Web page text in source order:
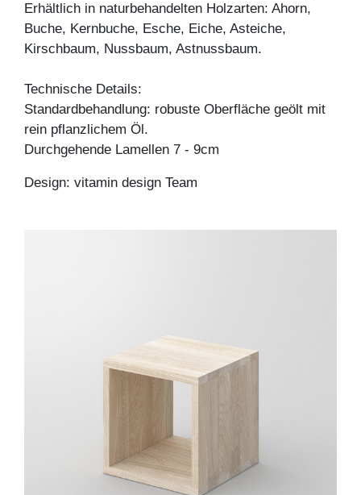
Erhältlich in naturbehandelten Holzarten: Ahorn,
Buche, Kernbuche, Esche, Eiche, Asteiche,
Kirschbaum, Nussbaum, Astnussbaum.
Technische Details:
Standardbehandlung: robuste Oberfläche geölt mit
rein pflanzlichem Öl.
Durchgehende Lamellen 7 - 9cm
Design: vitamin design Team